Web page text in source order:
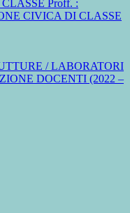
Proff. :
CIVICA DI CLASSE
/ LABORATORI
DOCENTI (2022 –